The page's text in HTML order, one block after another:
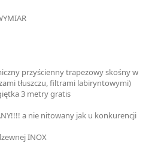
przyścienny trapezowy skośny w
tłuszczu, filtrami labiryntowymi)
3 metry gratis
a nie nitowany jak u konkurencji
INOX